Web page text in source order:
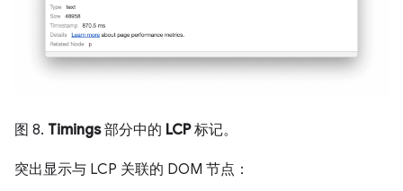
图 8. Timings部分中的 LCP标记。
突出显示与 LCP 关联的 DOM 节点：